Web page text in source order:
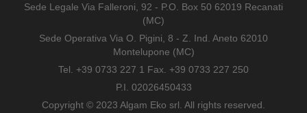
Sede Legale Via Falleroni, 92 - P.O. Box 50 62019 Recanati
(MC)
Sede Operativa Via O. Pigini, 8 - Z. Ind. Aneto 62010
Montelupone (MC)
Tel. +39 0733 227 1 Fax. +39 0733 227 250
P.I. 02026450433
Copyright © 2023 Algam Eko srl. All rights reserved.